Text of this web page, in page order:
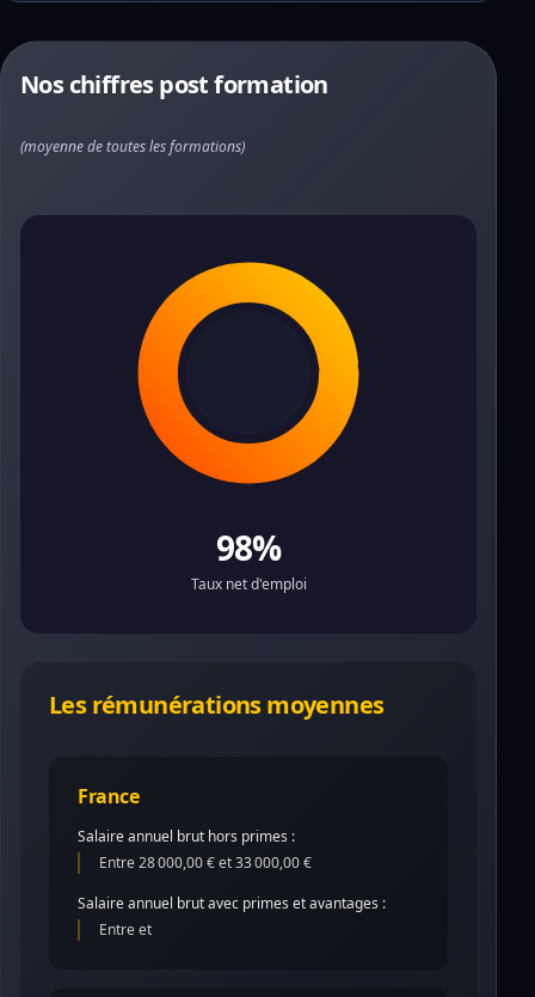
Nos chiffres post formation
(moyenne de toutes les formations)
98%
Taux net d'emploi
Les rémunérations moyennes
France
Salaire annuel brut hors primes :
Entre 28 000,00 € et 33 000,00 €
Salaire annuel brut avec primes et avantages :
Entre et